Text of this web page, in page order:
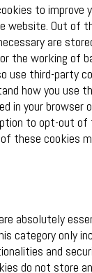
to improve
website. Out of
are
the working of
use third-party
how you use
in your browser
to opt-out
these cookies
absolutely
category only
and
do not store